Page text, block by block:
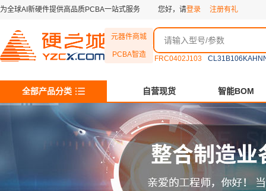
为全球AI新硬件提供高品质PCBA一站式服务 您好，请登录 注册有礼
元器件商城
PCBA智造 FRC0402J103
全部产品分类 自营现货 智能BOM